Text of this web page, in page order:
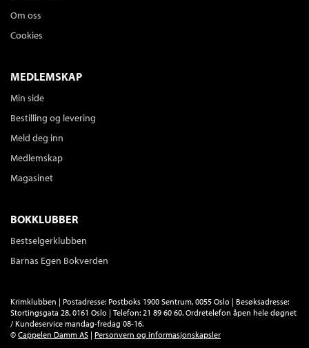
Om oss
Cookies
MEDLEMSKAP
Min side
Bestilling og levering
Meld deg inn
Medlemskap
Magasinet
BOKKLUBBER
Bestselgerklubben
Barnas Egen Bokverden
Krimklubben | Postadresse: Postboks 1900 Sentrum, 0055 Oslo | Besøksadresse:
Stortingsgata 28, 0161 Oslo | Telefon: 21 89 60 60. Ordretelefon åpen hele døgnet
/ Kundeservice mandag-fredag 08-16.
© Cappelen Damm AS | Personvern og informasjonskapsler